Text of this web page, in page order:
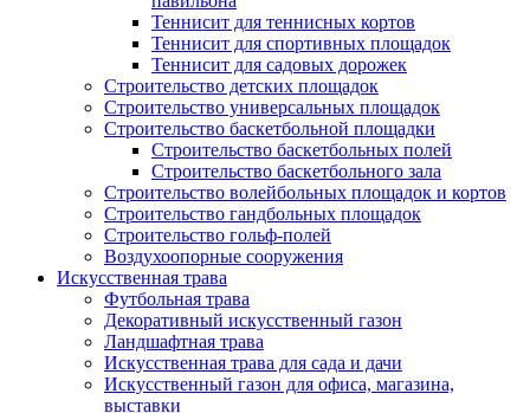
Теннисит для теннисных кортов
Теннисит для спортивных площадок
Теннисит для садовых дорожек
Строительство детских площадок
Строительство универсальных площадок
Строительство баскетбольной площадки
Строительство баскетбольных полей
Строительство баскетбольного зала
Строительство волейбольных площадок и кортов
Строительство гандбольных площадок
Строительство гольф-полей
Воздухоопорные сооружения
Искусственная трава
Футбольная трава
Декоративный искусственный газон
Ландшафтная трава
Искусственная трава для сада и дачи
Искусственный газон для офиса, магазина,
выставки